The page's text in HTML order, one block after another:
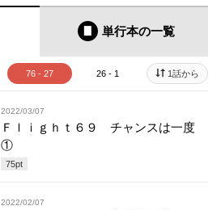
単行本の一覧
76 - 27 26 - 1 1話から
2022/03/07
Ｆｌｉｇｈｔ６９ チャンスは一度
①
75pt
2022/02/07